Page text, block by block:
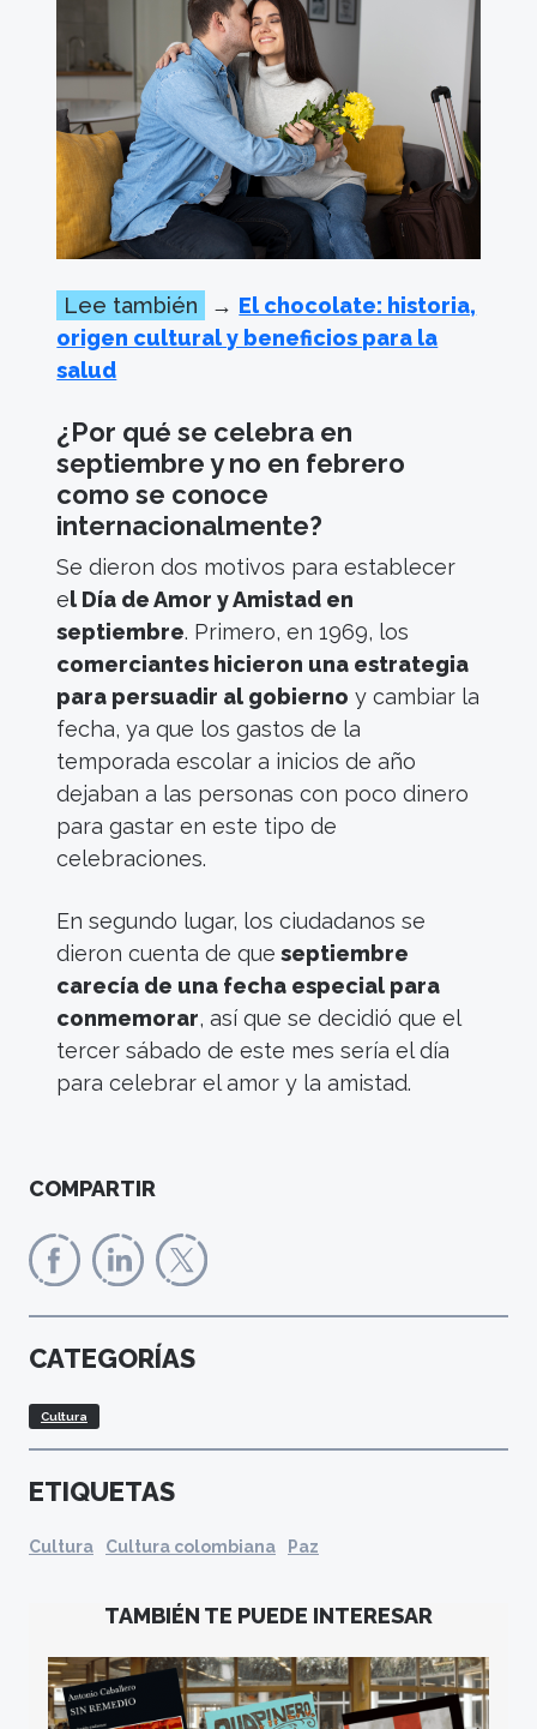
Lee también → El chocolate: historia,
origen cultural y beneficios para la
salud
¿Por qué se celebra en
septiembre y no en febrero
como se conoce
internacionalmente?
Se dieron dos motivos para establecer
el Día de Amor y Amistad en
septiembre. Primero, en 1969, los
comerciantes hicieron una estrategia
para persuadir al gobierno y cambiar la
fecha, ya que los gastos de la
temporada escolar a inicios de año
dejaban a las personas con poco dinero
para gastar en este tipo de
celebraciones.
En segundo lugar, los ciudadanos se
dieron cuenta de que septiembre
carecía de una fecha especial para
conmemorar, así que se decidió que el
tercer sábado de este mes sería el día
para celebrar el amor y la amistad.
COMPARTIR
CATEGORÍAS
Cultura
ETIQUETAS
Cultura Cultura colombiana Paz
TAMBIÉN TE PUEDE INTERESAR